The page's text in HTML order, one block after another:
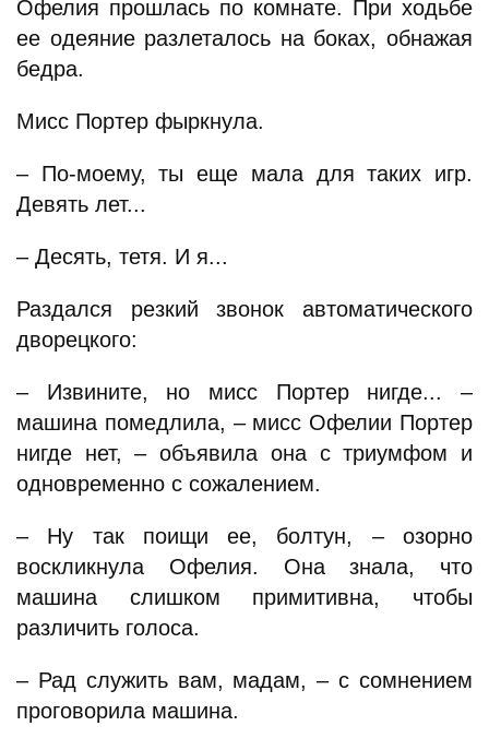
Офелия прошлась по комнате. При ходьбе
ее одеяние разлеталось на боках, обнажая
бедра.
Мисс Портер фыркнула.
– По-моему, ты еще мала для таких игр.
Девять лет...
– Десять, тетя. И я...
Раздался резкий звонок автоматического
дворецкого:
– Извините, но мисс Портер нигде... –
машина помедлила, – мисс Офелии Портер
нигде нет, – объявила она с триумфом и
одновременно с сожалением.
– Ну так поищи ее, болтун, – озорно
воскликнула Офелия. Она знала, что
машина слишком примитивна, чтобы
различить голоса.
– Рад служить вам, мадам, – с сомнением
проговорила машина.